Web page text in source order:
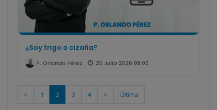
¿Soy trigo o cizaña?
P. Orlando Pérez 25 Julio 2026 08:00
< 1 2 3 4 > Última